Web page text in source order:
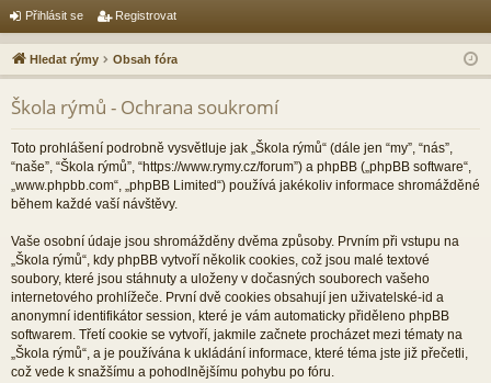
ór
a lá
sit
ist
ro
Přihlásit se Registrovat
Hledat rýmy Obsah fóra
Škola rýmů - Ochrana soukromí
Toto prohlášení podrobně vysvětluje jak „Škola rýmů“ (dále jen “my”, “nás”,
“naše”, “Škola rýmů”, “https://www.rymy.cz/forum”) a phpBB („phpBB software“,
„www.phpbb.com“, „phpBB Limited“) používá jakékoliv informace shromážděné
během každé vaší návštěvy.
Vaše osobní údaje jsou shromážděny dvěma způsoby. Prvním při vstupu na
„Škola rýmů“, kdy phpBB vytvoří několik cookies, což jsou malé textové
soubory, které jsou stáhnuty a uloženy v dočasných souborech vašeho
internetového prohlížeče. První dvě cookies obsahují jen uživatelské-id a
anonymní identifikátor session, které je vám automaticky přiděleno phpBB
softwarem. Třetí cookie se vytvoří, jakmile začnete procházet mezi tématy na
„Škola rýmů“, a je používána k ukládání informace, které téma jste již přečetli,
což vede k snažšímu a pohodlnějšímu pohybu po fóru.